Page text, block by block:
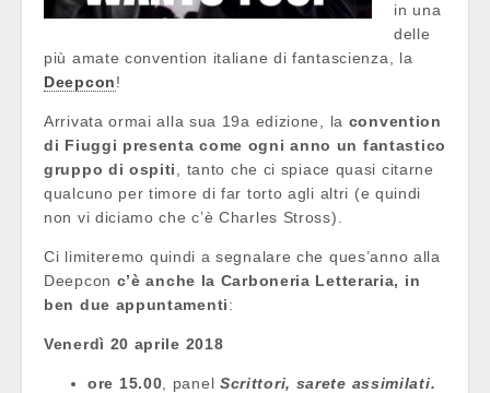
in una
delle
più amate convention italiane di fantascienza, la
Deepcon!
Arrivata ormai alla sua 19a edizione, la convention
di Fiuggi presenta come ogni anno un fantastico
gruppo di ospiti
, tanto che ci spiace quasi citarne
qualcuno per timore di far torto agli altri (e quindi
non vi diciamo che c’è Charles Stross).
Ci limiteremo quindi a segnalare che ques’anno alla
Deepcon c’è anche la Carboneria Letteraria, in
ben due appuntamenti:
Venerdì 20 aprile 2018
ore 15.00 , panel Scrittori, sarete assimilati.